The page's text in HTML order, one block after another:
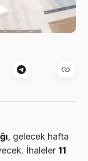
, gelecek hafta
İhaleler 11